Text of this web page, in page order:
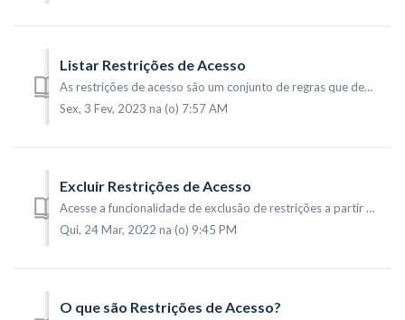
Listar Restrições de Acesso
As restrições de acesso são um conjunto de regras que definem quais registros serão visualizados pelo usuário. As definições podem ser feitas em Fontes RSS,...
Sex, 3 Fev, 2023 na (o) 7:57 AM
Excluir Restrições de Acesso
Acesse a funcionalidade de exclusão de restrições a partir do menu Configurações (1) > Restrições de Acesso (2). Na tela que será mostrada, com listag...
Qui, 24 Mar, 2022 na (o) 9:45 PM
O que são Restrições de Acesso?